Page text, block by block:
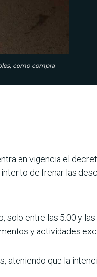
como compra
en vigencia el
de frenar las
solo entre las 5:00 y
y actividades
ateniendo que la